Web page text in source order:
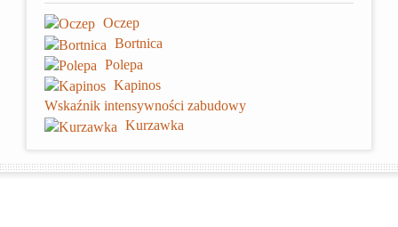
Oczep
Bortnica
Polepa
Kapinos
Wskaźnik intensywności zabudowy
Kurzawka